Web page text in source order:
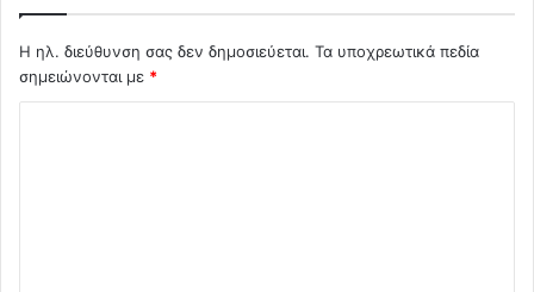
Η ηλ. διεύθυνση σας δεν δημοσιεύεται. Τα υποχρεωτικά πεδία
σημειώνονται με *